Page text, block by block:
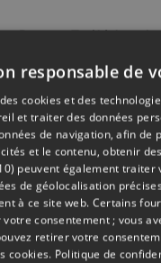
Dozo et Tatif à la
autres chanteurs-
responsable de
cookies et des
et traiter des données
de navigation, afin de
et le contenu, obtenir
peuvent également traiter
de géolocalisation
à ce site web. Certains
consentement ; vous
retirer votre
cookies. Politique de